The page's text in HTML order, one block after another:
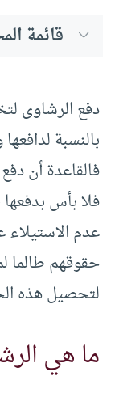
قائمة
دفع الرشاوى
بالنسبة
فالقاعدة أن دفع
فلا بأس
عدم
حقوقهم طالما
لتحصيل هذه
ما هي